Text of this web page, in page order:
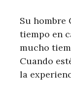
Su hombre
tiempo en
mucho
Cuando
la